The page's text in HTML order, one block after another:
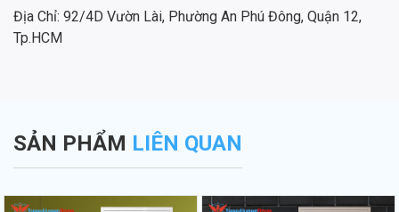
Địa Chỉ: 92/4D Vườn Lài, Phường An Phú Đông, Quận 12,
Tp.HCM
SẢN PHẨM LIÊN QUAN